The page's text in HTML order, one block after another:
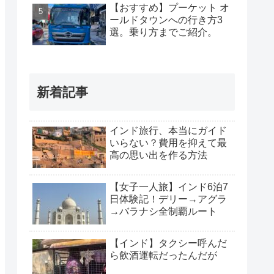
【おすすめ】プーケット オ
ールドタウンへの行き方3
選。乗り方までご紹介。
新着記事
インド旅行、本当にガイド
いらない？費用を抑えて最
高の思い出を作る方法
【女子一人旅】インド6泊7
日体験記！デリー→アグラ
→バラナシ全制覇ルート
【インド】タクシー呼んだ
ら飲酒運転だったんだが